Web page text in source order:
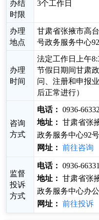
办结
时限
3个工作日
办理
地点
甘肃省张掖市高
号政务服务中心
办理
时间
法定工作日上午
节假日期间甘肃
问、注册和申报
后正常进行）
咨询
方式
电话： 0936-
地址： 甘肃省张
政务服务中心92
网址： 前往咨询
监督
投诉
方式
电话： 0936-
地址： 甘肃省张
政务服务中心办
网址： 前往投诉